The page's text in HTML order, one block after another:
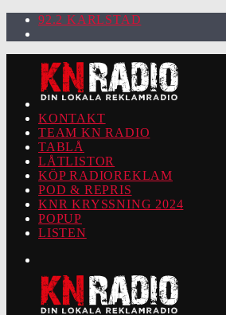
92.2 KARLSTAD
KONTAKT
TEAM KN RADIO
TABLÅ
LÅTLISTOR
KÖP RADIOREKLAM
POD & REPRIS
KNR KRYSSNING 2024
POPUP
LISTEN